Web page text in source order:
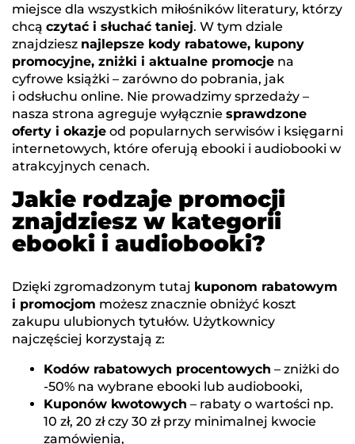
miejsce dla wszystkich miłośników literatury, którzy
chcą czytać i słuchać taniej. W tym dziale
znajdziesz najlepsze kody rabatowe, kupony
promocyjne, zniżki i aktualne promocje na
cyfrowe książki – zarówno do pobrania, jak
i odsłuchu online. Nie prowadzimy sprzedaży –
nasza strona agreguje wyłącznie sprawdzone
oferty i okazje od popularnych serwisów i księgarni
internetowych, które oferują ebooki i audiobooki w
atrakcyjnych cenach.
Jakie rodzaje promocji
znajdziesz w kategorii
ebooki i audiobooki?
Dzięki zgromadzonym tutaj kuponom rabatowym
i promocjom możesz znacznie obniżyć koszt
zakupu ulubionych tytułów. Użytkownicy
najczęściej korzystają z:
Kodów rabatowych procentowych – zniżki do
-50% na wybrane ebooki lub audiobooki,
Kuponów kwotowych – rabaty o wartości np.
10 zł, 20 zł czy 30 zł przy minimalnej kwocie
zamówienia,